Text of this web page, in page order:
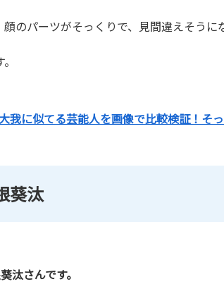
のパーツがそっくりで、見間違えそうに
我に似てる芸能人を画像で比較検証！そ
葵汰
汰さんです。